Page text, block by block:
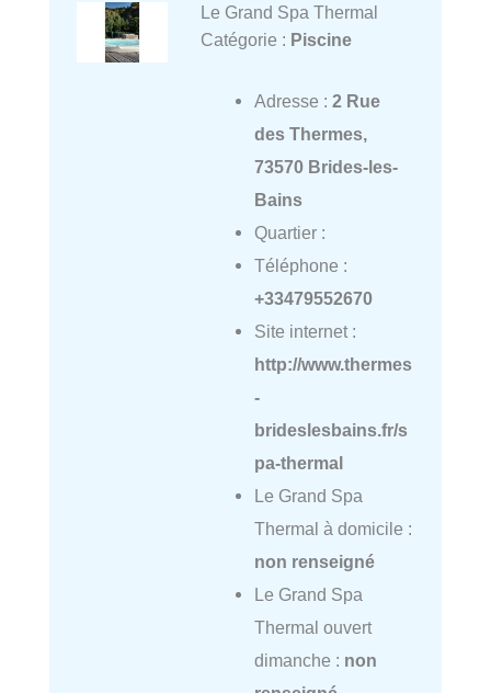
Le Grand Spa Thermal
Catégorie : Piscine
Adresse : 2 Rue
des Thermes,
73570 Brides-les-
Bains
Quartier :
Téléphone :
+33479552670
Site internet :
http://www.thermes
-
brideslesbains.fr/s
pa-thermal
Le Grand Spa
Thermal à domicile :
non renseigné
Le Grand Spa
Thermal ouvert
dimanche : non